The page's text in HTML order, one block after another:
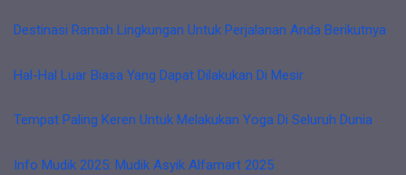
Destinasi Ramah Lingkungan Untuk Perjalanan Anda Berikutnya
Hal-Hal Luar Biasa Yang Dapat Dilakukan Di Mesir
Tempat Paling Keren Untuk Melakukan Yoga Di Seluruh Dunia
Info Mudik 2025: Mudik Asyik Alfamart 2025